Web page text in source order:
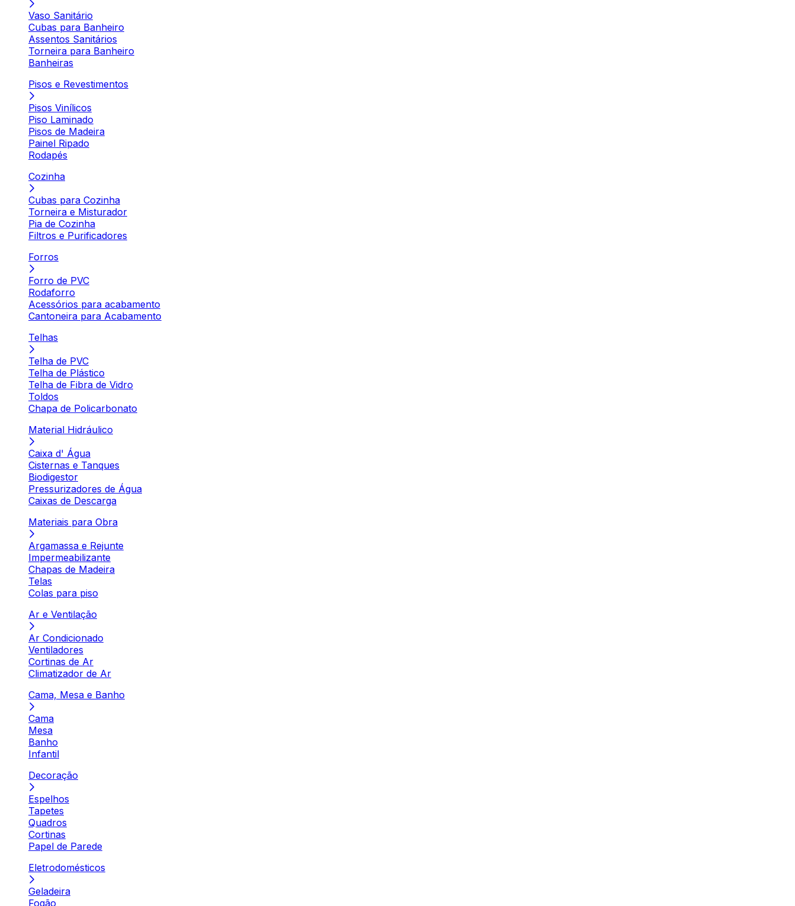
Vaso Sanitário
Cubas para Banheiro
Assentos Sanitários
Torneira para Banheiro
Banheiras
Pisos e Revestimentos
Pisos Vinílicos
Piso Laminado
Pisos de Madeira
Painel Ripado
Rodapés
Cozinha
Cubas para Cozinha
Torneira e Misturador
Pia de Cozinha
Filtros e Purificadores
Forros
Forro de PVC
Rodaforro
Acessórios para acabamento
Cantoneira para Acabamento
Telhas
Telha de PVC
Telha de Plástico
Telha de Fibra de Vidro
Toldos
Chapa de Policarbonato
Material Hidráulico
Caixa d' Água
Cisternas e Tanques
Biodigestor
Pressurizadores de Água
Caixas de Descarga
Materiais para Obra
Argamassa e Rejunte
Impermeabilizante
Chapas de Madeira
Telas
Colas para piso
Ar e Ventilação
Ar Condicionado
Ventiladores
Cortinas de Ar
Climatizador de Ar
Cama, Mesa e Banho
Cama
Mesa
Banho
Infantil
Decoração
Espelhos
Tapetes
Quadros
Cortinas
Papel de Parede
Eletrodomésticos
Geladeira
Fogão